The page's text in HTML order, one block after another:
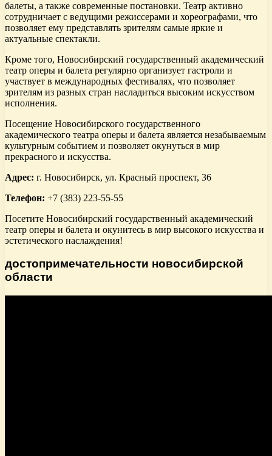
балеты, а также современные постановки. Театр активно
сотрудничает с ведущими режиссерами и хореографами, что
позволяет ему представлять зрителям самые яркие и
актуальные спектакли.
Кроме того, Новосибирский государственный академический
театр оперы и балета регулярно организует гастроли и
участвует в международных фестивалях, что позволяет
зрителям из разных стран насладиться высоким искусством
исполнения.
Посещение Новосибирского государственного
академического театра оперы и балета является незабываемым
культурным событием и позволяет окунуться в мир
прекрасного и искусства.
Адрес: г. Новосибирск, ул. Красный проспект, 36
Телефон: +7 (383) 223-55-55
Посетите Новосибирский государственный академический
театр оперы и балета и окунитесь в мир высокого искусства и
эстетического наслаждения!
достопримечательности новосибирской
области